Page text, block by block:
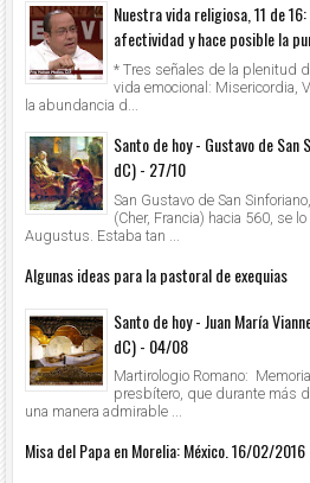
Nuestra vida religiosa, 11 de
afectividad y hace posible la
* Tres señales de la plenitud
vida emocional: Misericordia,
la abundancia d...
Santo de hoy - Gustavo de
dC) - 27/10
San Gustavo de San
(Cher, Francia) hacia 560, se
Augustus. Estaba tan ...
Algunas ideas para la pastoral de exequias
Santo de hoy - Juan María
dC) - 04/08
Martirologio Romano:
presbítero, que durante más
una manera admirable ...
Misa del Papa en Morelia: México. 16/02/2016